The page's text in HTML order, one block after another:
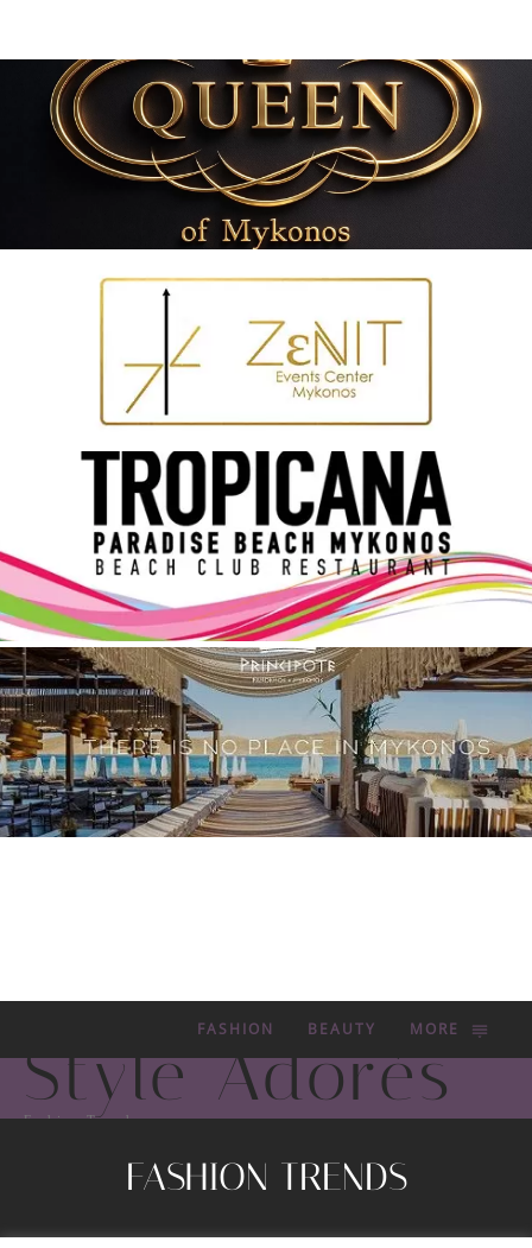
FASHION BEAUTY MORE
Style Adorés
Fashion Trends
FASHION TRENDS